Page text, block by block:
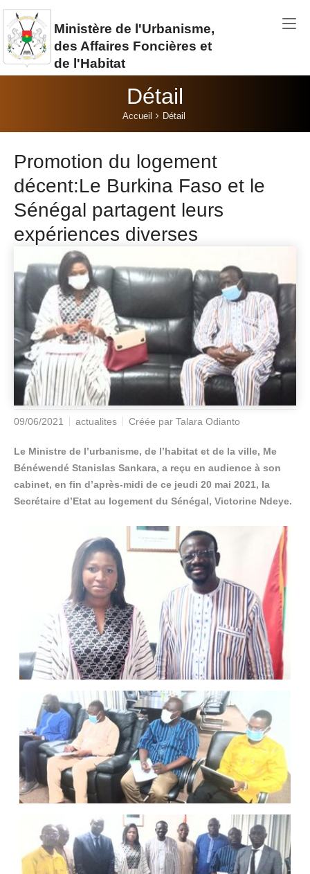
Aller au contenu principal
Ministère de l'Urbanisme,
des Affaires Foncières et
de l'Habitat
Détail
Accueil Détail
Promotion du logement
décent:Le Burkina Faso et le
Sénégal partagent leurs
expériences diverses
09/06/2021 actualites Créée par Talara Odianto
Le Ministre de l’urbanisme, de l’habitat et de la ville, Me
Bénéwendé Stanislas Sankara, a reçu en audience à son
cabinet, en fin d’après-midi de ce jeudi 20 mai 2021, la
Secrétaire d’Etat au logement du Sénégal, Victorine Ndeye.